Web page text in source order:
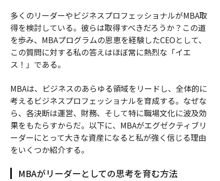
多くのリーダーやビジネスプロフェッショナルがMBA取
得を検討している。彼らは取得すべきだろうか？この道
を歩み、MBAプログラムの恩恵を経験したCEOとして、
この質問に対する私の答えはほぼ常に熱烈な「イエ
ス！」である。
MBAは、ビジネスのあらゆる領域をリードし、全体的に
考えるビジネスプロフェッショナルを育成する。なぜな
ら、各決断は運営、財務、そして特に職場文化に波及効
果をもたらすからだ。以下に、MBAがエグゼクティブリ
ーダーにとって大きな資産になると私が強く信じる理由
をいくつか紹介する。
MBAがリーダーとしての思考を育む方法